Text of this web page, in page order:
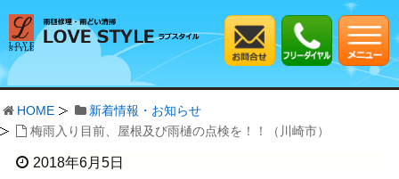
HOME
新着情報・お知らせ
梅雨入り目前、屋根及び雨樋の点検を！！（川崎市）
2018年6月5日